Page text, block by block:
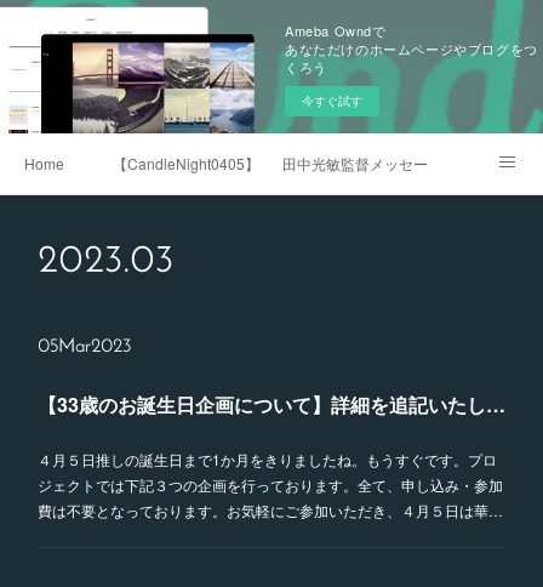
Ameba Owndで
あなただけのホームページやブログをつ
くろう
今すぐ試す
Home 【CandleNight0405】Mosaic Art Movie Vol.2
田中光敏監督メッセージ 2021.4.5
2023.03
05Mar2023
【33歳のお誕生日企画について】詳細を追記いたしました。
４月５日推しの誕生日まで1か月をきりましたね。もうすぐです。プロ
ジェクトでは下記３つの企画を行っております。全て、申し込み・参加
費は不要となっております。お気軽にご参加いただき、４月５日は華…